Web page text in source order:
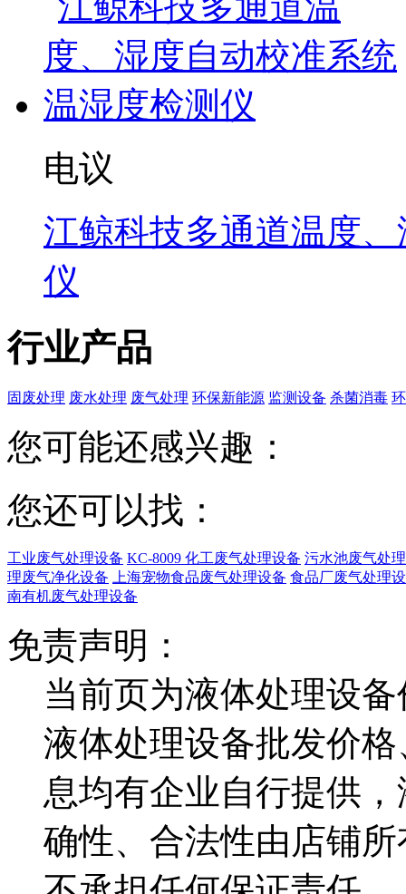
电议
江鲸科技多通道温度
仪
行业产品
固废处理 废水处理 废气处理 环保新能源 监测设备 杀菌消毒
您可能还感兴趣：
您还可以找：
工业废气处理设备 KC-8009 化工废气处理设备 污水池废气处
理废气净化设备
上海宠物食品废气处理设备 食品厂废气处理
南有机废气处理设备
免责声明：
当前页为液体处理设
液体处理设备批发价
息均有企业自行提供
确性、合法性由店铺